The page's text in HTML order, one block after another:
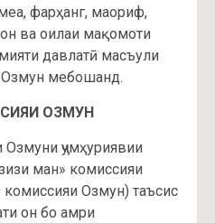
фарҳанг, маориф,
ва оилаи мақомоти
давлатӣ масъули
Озмун мебошанд.
ОЗМУН
ҷумҳуриявии
ман» комиссияи
Озмун) таъсис
он бо амри